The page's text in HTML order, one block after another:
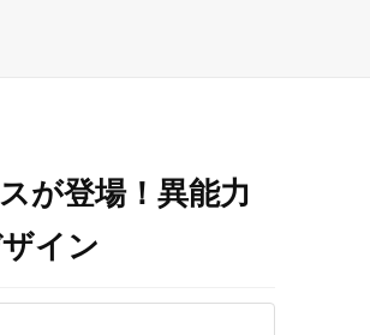
が登場！異能力
イン